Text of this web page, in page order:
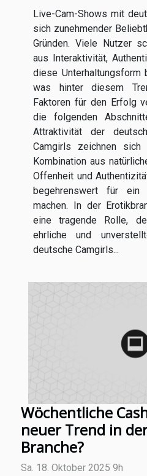
Live-Cam-Shows mit
sich zunehmender
Gründen. Viele Nutzer
aus Interaktivität,
diese Unterhaltungsform
was hinter diesem
Faktoren für den Erfolg
die folgenden
Attraktivität der
Camgirls zeichnen
Kombination aus
Offenheit und
begehrenswert für ein
machen. In der
eine tragende Rolle,
ehrliche und
deutsche Camgirls...
Wöchentliche
neuer Trend in
Branche?
Sa. 18. Oktober 2025 9h